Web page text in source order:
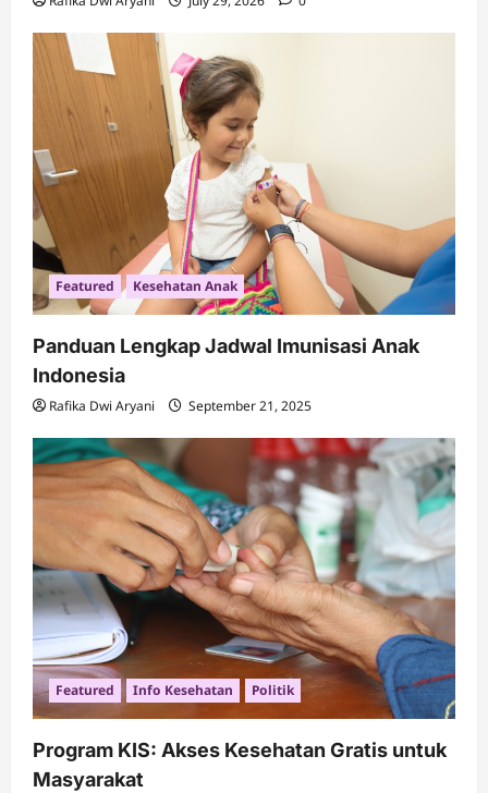
Featured Kesehatan Anak
Panduan Lengkap Jadwal Imunisasi Anak
Indonesia
Rafika Dwi Aryani September 21, 2025
Featured Info Kesehatan Politik
Program KIS: Akses Kesehatan Gratis untuk
Masyarakat